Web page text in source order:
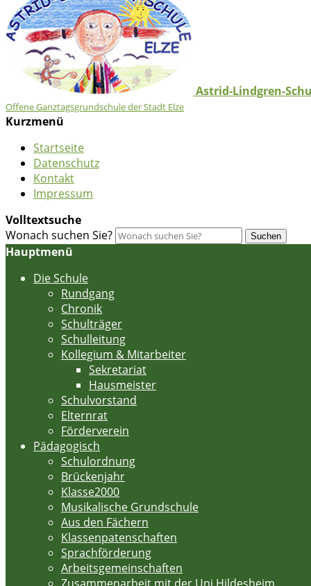
Astrid-Lindgren-
Offene Ganztagsgrundschule der Stadt Elze
Kurzmenü
Startseite
Datenschutz
Kontakt
Impressum
Volltextsuche
Wonach suchen Sie?
Suchen
Hauptmenü
Die Schule
Rundgang
Chronik
Schulträger
Schulleitung
Kollegium & Mitarbeiter
Sekretariat
Hausmeister
Schulvorstand
Elternrat
Förderverein
Pädagogisch
Schulordnung
Brückenjahr
Klasse2000
Musikalische Grundschule
Aus den Fächern
Klassenpatenschaften
Sprachförderung
Arbeitsgemeinschaften